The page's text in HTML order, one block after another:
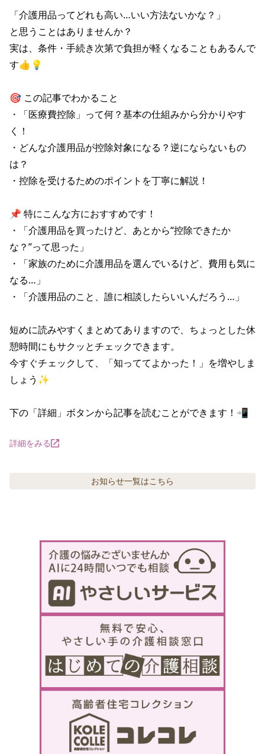
「介護用品ってどれも高い…いい方法ないかな？」
と思うことはありませんか？
実は、条件・手続き次第で負担が軽くなることもあるんで
す👍💡
🎯 この記事でわかること
・「医療費控除」って何？基本の仕組みから分かりやす
く！
・どんな介護用品が控除対象になる？逆にならないもの
は？
・控除を受けるためのポイントを丁寧に解説！
📌 特にこんな方におすすめです！
・「介護用品を買ったけど、あとから“控除できたか
な？”って思った」
・「家族のために介護用品を選んでいるけど、費用も気に
なる…」
・「介護用品のこと、誰に相談したらいいんだろう…」
短めに読みやすくまとめてありますので、ちょっとした休
憩時間にもサクッとチェックできます。
今すぐチェックして、「知っててよかった！」を増やしま
しょう✨
下の「詳細」ボタンから記事を読むことができます！📲
詳細をみる
お知らせ一覧はこちら